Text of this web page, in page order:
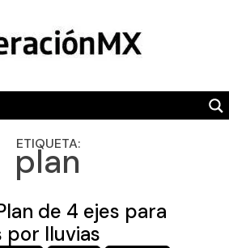
POLÍTICA
CAMALEÓN
OPINIÓN
SECTION
ETIQUETA:
plan
de 4 ejes para
por lluvias